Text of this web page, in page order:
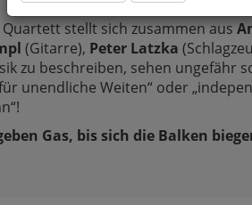
stellt sich zusammen aus
(Gitarre), Peter Latzka
zu beschreiben, sehen ungefähr
unendliche Weiten“ oder
Gas, bis sich die Balken